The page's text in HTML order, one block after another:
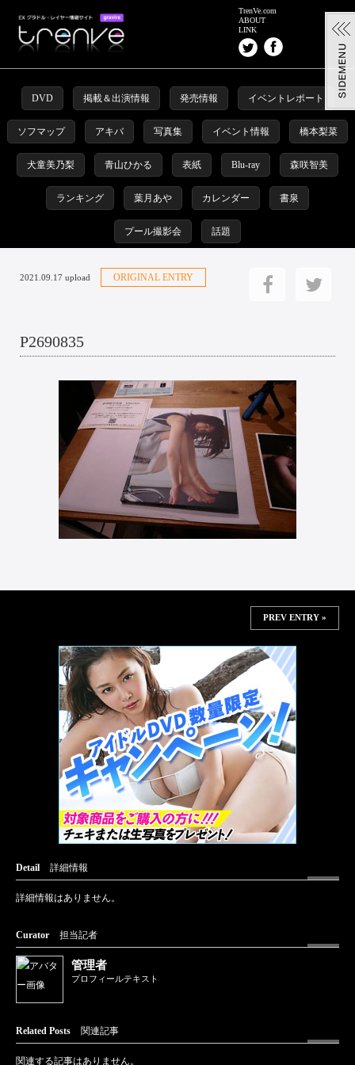
TrenVe.com
ABOUT
LINK
DVD 掲載＆出演情報 発売情報 イベントレポート
ソフマップ アキバ 写真集 イベント情報 橋本梨菜
犬童美乃梨 青山ひかる 表紙 Blu-ray 森咲智美
ランキング 葉月あや カレンダー 書泉
プール撮影会 話題
2021.09.17 upload ORIGINAL ENTRY
P2690835
PREV ENTRY »
Detail 詳細情報
詳細情報はありません。
Curator 担当記者
管理者
プロフィールテキスト
Related Posts 関連記事
関連する記事はありません。